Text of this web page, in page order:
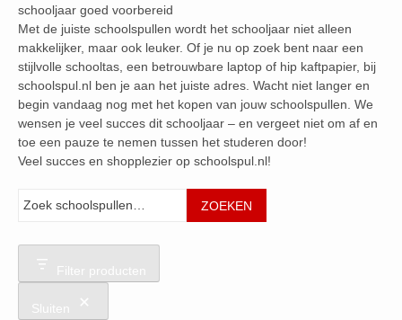
schooljaar goed voorbereid
Met de juiste schoolspullen wordt het schooljaar niet alleen
makkelijker, maar ook leuker. Of je nu op zoek bent naar een
stijlvolle schooltas, een betrouwbare laptop of hip kaftpapier, bij
schoolspul.nl ben je aan het juiste adres. Wacht niet langer en
begin vandaag nog met het kopen van jouw schoolspullen. We
wensen je veel succes dit schooljaar – en vergeet niet om af en
toe een pauze te nemen tussen het studeren door!
Veel succes en shopplezier op schoolspul.nl!
Zoeken
ZOEKEN
Filter producten
Sluiten